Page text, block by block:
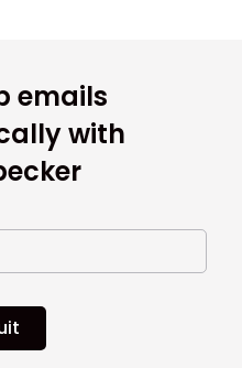
emails
with